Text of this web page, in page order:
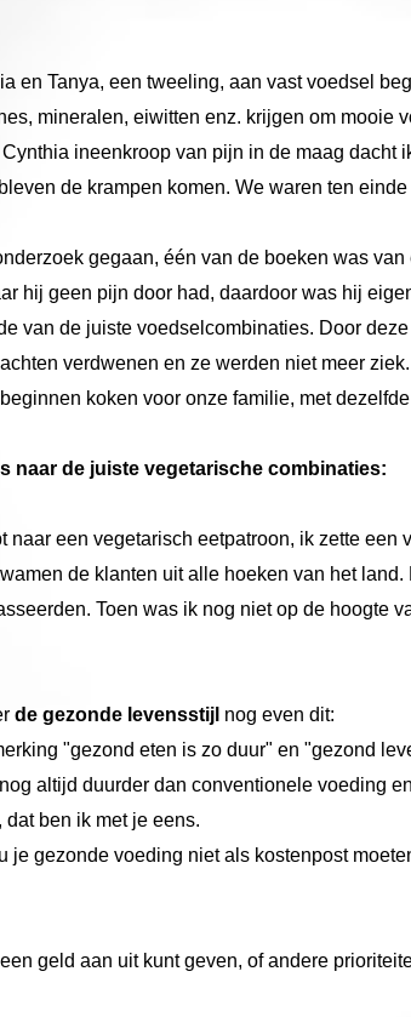
en Tanya, een tweeling, aan vast voedsel
mineralen, eiwitten enz. krijgen om mooie
ineenkroop van pijn in de maag
de krampen komen. We waren ten
gegaan, één van de boeken was
hij geen pijn door had, daardoor was hij
van de juiste voedselcombinaties. Door
verdwenen en ze werden niet meer ziek.
koken voor onze familie, met
naar de juiste vegetarische combinaties:
naar een vegetarisch eetpatroon, ik zette
de klanten uit alle hoeken van het
Toen was ik nog niet op de hoogte
de gezonde levensstijl nog even dit:
"gezond eten is zo duur" en "gezond
altijd duurder dan conventionele voeding
ben ik met je eens.
je gezonde voeding niet als kostenpost
geld aan uit kunt geven, of andere